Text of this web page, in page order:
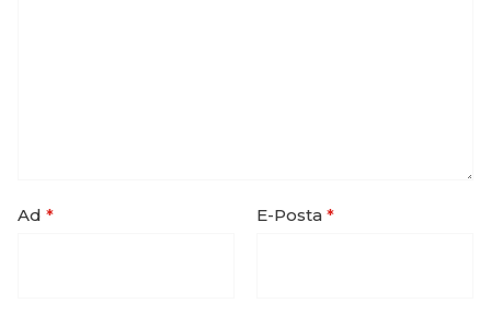
Ad * E-Posta *